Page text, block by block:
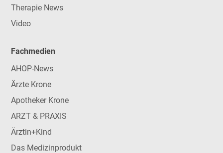
Therapie News
Video
Fachmedien
AHOP-News
Ärzte Krone
Apotheker Krone
ARZT & PRAXIS
Ärztin+Kind
Das Medizinprodukt